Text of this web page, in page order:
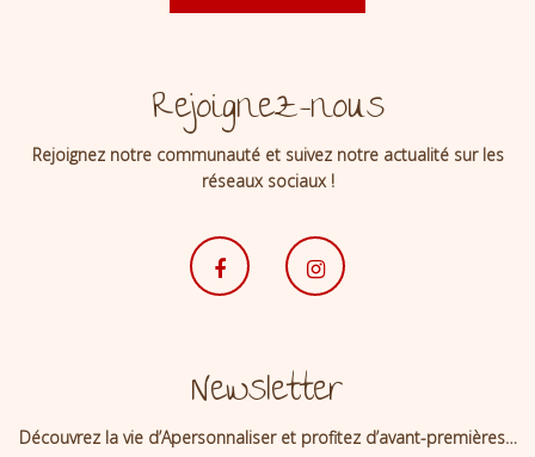
Rejoignez-nous
Rejoignez notre communauté et suivez notre actualité sur les
réseaux sociaux !
Newsletter
Découvrez la vie d’Apersonnaliser et profitez d’avant-premières…